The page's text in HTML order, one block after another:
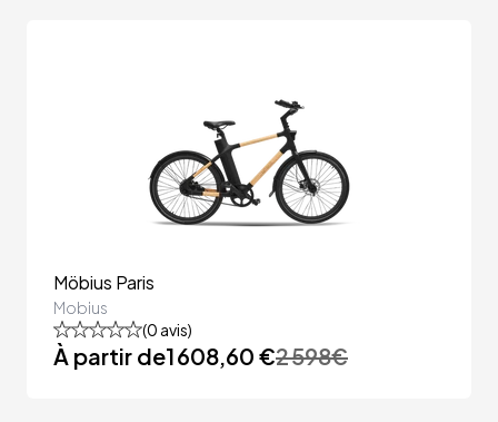
Möbius Paris
Mobius
(0 avis)
À partir de1 608,60 €2 598€